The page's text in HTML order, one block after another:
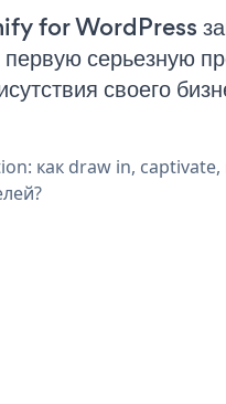
for WordPress
серьезную
своего
как draw in, captivate,